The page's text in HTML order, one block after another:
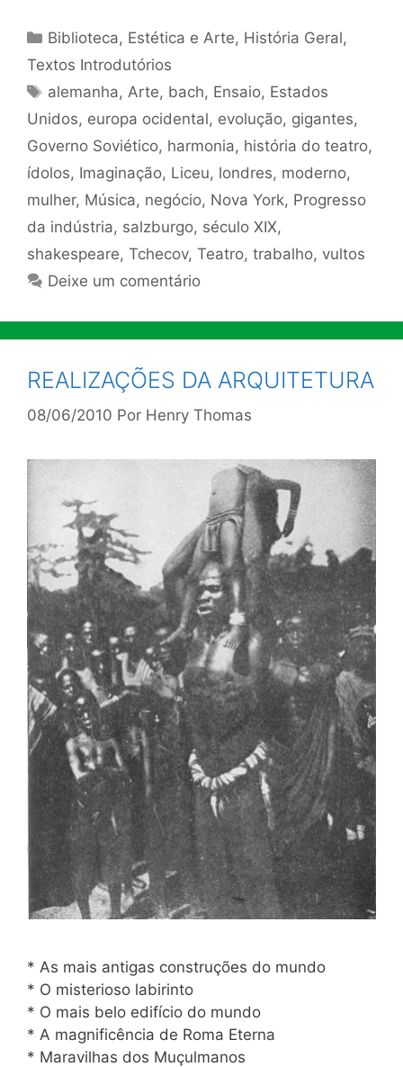
Categorias
Biblioteca, Estética e Arte, História Geral,
Textos Introdutórios
Tags
alemanha,Arte, bach, Ensaio, Estados
Unidos, europa ocidental, evolução, gigantes,
Governo Soviético, harmonia, história do teatro,
ídolos, Imaginação, Liceu, londres, moderno,
mulher, Música, negócio, Nova York, Progresso
da indústria, salzburgo, século XIX,
shakespeare, Tchecov, Teatro, trabalho, vultos
Deixe um comentário
REALIZAÇÕES DA ARQUITETURA
08/06/2010 Por Henry Thomas
* As mais antigas construções do mundo
* O misterioso labirinto
* O mais belo edifício do mundo
* A magnificência de Roma Eterna
* Maravilhas dos Muçulmanos